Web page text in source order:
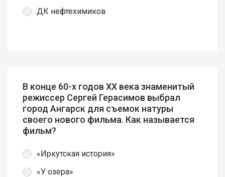
ДК нефтехимиков
В конце 60-х годов ХХ века знаменитый
режиссер Сергей Герасимов выбрал
город Ангарск для съемок натуры
своего нового фильма. Как называется
фильм?
«Иркутская история»
«У озера»